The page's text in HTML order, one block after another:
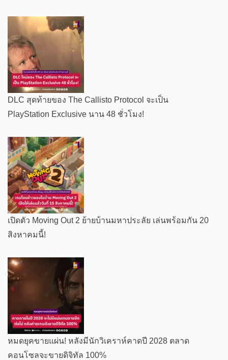
DLC สุดท้ายของ The Callisto Protocol จะเป็น
PlayStation Exclusive นาน 48 ชั่วโมง!
เปิดตัว Moving Out 2 ย้ายบ้านมหาประลัย เล่นพร้อมกัน 20
สิงหาคมนี้!
หมดยุคขายแผ่น! หลังมีนักวิเคราห์คาดปี 2028 ตลาด
คอนโซลจะขายดิจิทัล 100%